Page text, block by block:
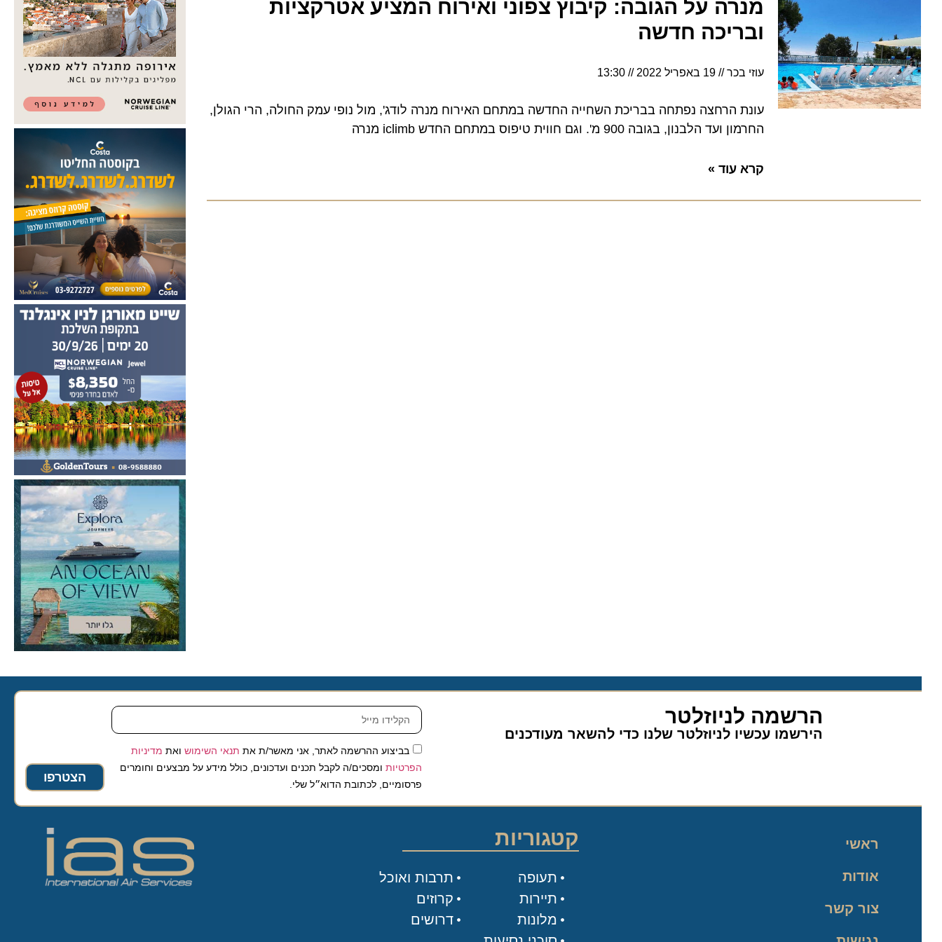
מנרה על הגובה: קיבוץ צפוני ואירוח המציע אטרקציות
ובריכה חדשה
עוזי בכר 19 באפריל 2022 13:30
עונת הרחצה נפתחה בבריכת השחייה החדשה במתחם האירוח מנרה לודג', מול נופי עמק החולה, הרי הגולן,
החרמון ועד הלבנון, בגובה 900 מ'. וגם חווית טיפוס במתחם החדש iclimb מנרה
קרא עוד »
הרשמה לניוזלטר
הירשמו עכשיו לניוזלטר שלנו כדי להשאר מעודכנים
בביצוע ההרשמה לאתר, אני מאשר/ת אתתנאי השימושואת מדיניות
הפרטיותומסכים/ה לקבל תכנים ועדכונים, כולל מידע על מבצעים וחומרים
פרסומיים, לכתובת הדוא״ל שלי.
הצטרפו
ראשי
אודות
צור קשר
קטגוריות
תעופה
תיירות
מלונות
תרבות ואוכל
קרוזים
דרושים